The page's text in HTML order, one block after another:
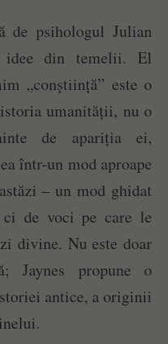
de psihologul Julian
idee din temelii. El
„conștiință” este o
umanității, nu o
de apariția ei,
într-un mod aproape
– un mod ghidat
ci de voci pe care le
divine. Nu este doar
Jaynes propune o
antice, a originii